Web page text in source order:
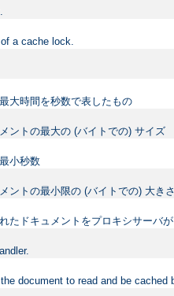
a cache lock.
大時間を秒数で表したもの
ントの最大の (バイトでの) サイズ
小秒数
ントの最小限の (バイトでの) 大き
たドキュメントをプロキシサーバ
document to read and be cached